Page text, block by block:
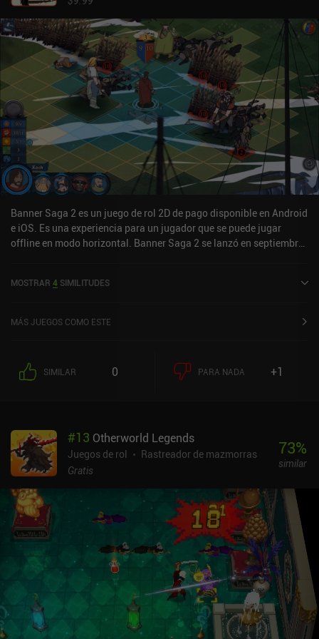
que puede ser un poco excesivo para un juego que lleva
aproximadamente entre 4 y 6 horas completar. Sin embargo, es un
título sólido y una experiencia relajante para los aficionados a los
juegos espaciales que no quieran acción de combate.
Banner Saga 2 es un juego de rol 2D de pago disponible en Android
e iOS. Es una experiencia para un jugador que se puede jugar
offline en modo horizontal. Banner Saga 2 se lanzó en septiembre
MOSTRAR 4 SIMILITUDES
MÁS JUEGOS COMO ESTE
SIMILAR 0 PARA NADA +1
#13 Otherworld Legends
Juegos de rol
Rastreador de mazmorras
Gratis
73%
similar